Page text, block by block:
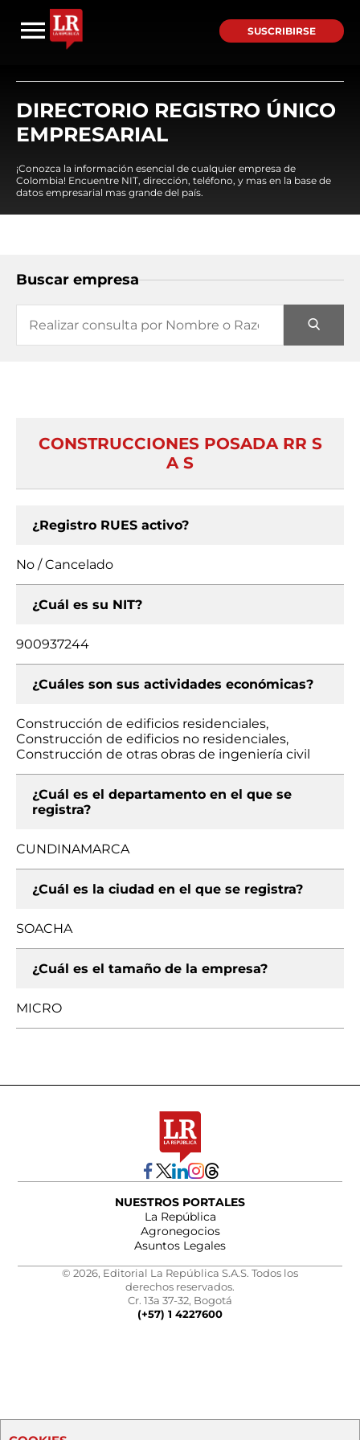
SUSCRIBIRSE
DIRECTORIO REGISTRO ÚNICO
EMPRESARIAL
¡Conozca la información esencial de cualquier empresa de
Colombia! Encuentre NIT, dirección, teléfono, y mas en la base de
datos empresarial mas grande del país.
Buscar empresa
CONSTRUCCIONES POSADA RR S
A S
¿Registro RUES activo?
No / Cancelado
¿Cuál es su NIT?
900937244
¿Cuáles son sus actividades económicas?
Construcción de edificios residenciales,
Construcción de edificios no residenciales,
Construcción de otras obras de ingeniería civil
¿Cuál es el departamento en el que se
registra?
CUNDINAMARCA
¿Cuál es la ciudad en el que se registra?
SOACHA
¿Cuál es el tamaño de la empresa?
MICRO
NUESTROS PORTALES
La República
Agronegocios
Asuntos Legales
© 2026, Editorial La República S.A.S. Todos los
derechos reservados.
Cr. 13a 37-32, Bogotá
(+57) 1 4227600